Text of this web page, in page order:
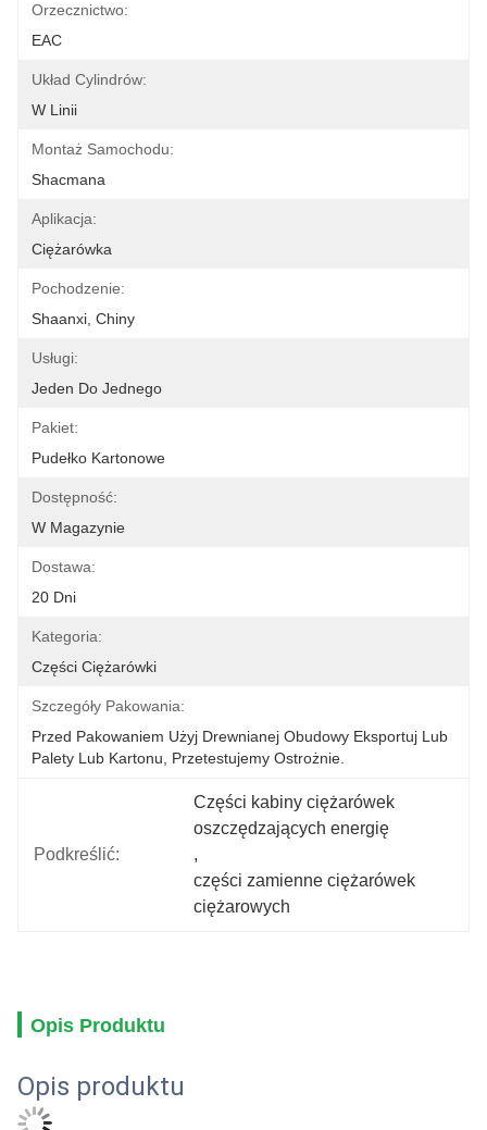
Orzecznictwo:
EAC
Układ Cylindrów:
W Linii
Montaż Samochodu:
Shacmana
Aplikacja:
Ciężarówka
Pochodzenie:
Shaanxi, Chiny
Usługi:
Jeden Do Jednego
Pakiet:
Pudełko Kartonowe
Dostępność:
W Magazynie
Dostawa:
20 Dni
Kategoria:
Części Ciężarówki
Szczegóły Pakowania:
Przed Pakowaniem Użyj Drewnianej Obudowy Eksportuj Lub
Palety Lub Kartonu, Przetestujemy Ostrożnie.
Podkreślić:
Części kabiny ciężarówek
oszczędzających energię
,
części zamienne ciężarówek
ciężarowych
Opis Produktu
Opis produktu